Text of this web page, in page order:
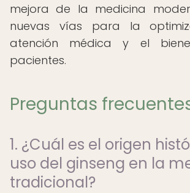
mejora de la medicina
nuevas vías para la
atención médica y el
pacientes.
Preguntas
1. ¿Cuál es el origen
uso del ginseng en la
tradicional?